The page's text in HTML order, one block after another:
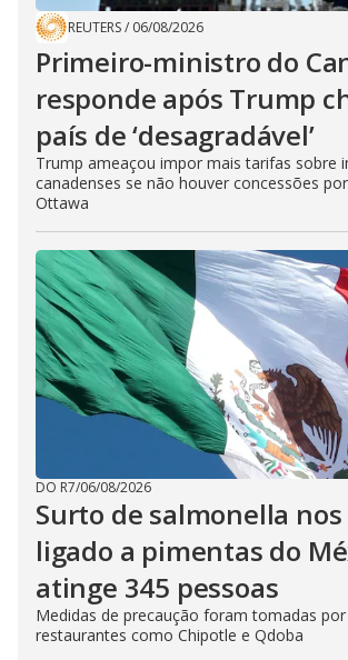
REUTERS/ 06/08/2026
Primeiro-ministro do
responde após Trump
país de ‘desagradável’
Trump ameaçou impor mais tarifas sobre
canadenses se não houver concessões
Ottawa
DO R7/06/08/2026
Surto de salmonella nos
ligado a pimentas do
atinge 345 pessoas
Medidas de precaução foram tomadas
restaurantes como Chipotle e Qdoba